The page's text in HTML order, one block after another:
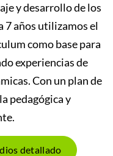
y desarrollo de los
7 años utilizamos el
como base para
experiencias de
Con un plan de
pedagógica y
detallado